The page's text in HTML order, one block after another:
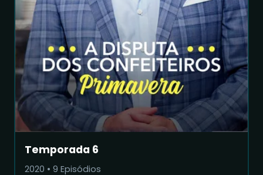
Temporada 6
2020 • 9 Episódios